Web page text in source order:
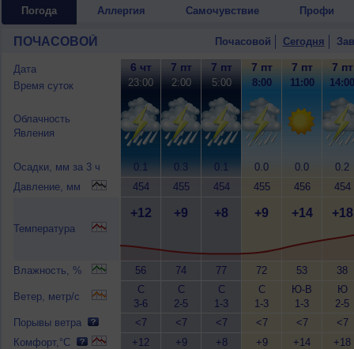
Погода Аллергия Самочувствие Профи
ПОЧАСОВОЙ Почасовой Сегодня
Дата
Время суток
Облачность
Явления
Осадки, мм за 3 ч
Давление, мм
Температура
Влажность, %
Ветер, метр/с
Порывы ветра
Комфорт,°C
6 чт
23:00
0.1
454
+12
56
С
3-6
<7
+12
7 пт
2:00
0.3
455
+9
74
С
2-5
<7
+9
7 пт
5:00
0.1
454
+8
77
С
1-3
<7
+8
7 пт
8:00
0.0
455
+9
72
С
1-3
<7
+9
7 пт
11:00
0.0
456
+14
53
Ю-В
1-3
<7
+14
7 пт
14:00
0.2
454
+18
38
Ю
2-5
<7
+18